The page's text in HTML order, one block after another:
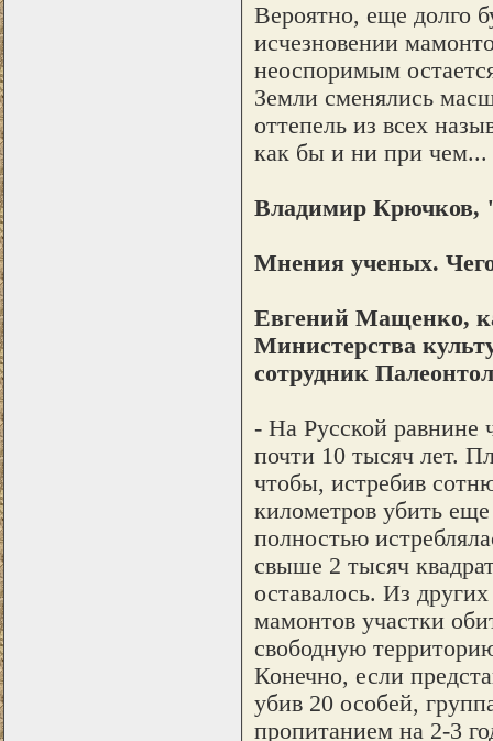
Вероятно, еще долго
исчезновении
неоспоримым
Земли сменялись
оттепель из всех
как бы и ни при чем...
Владимир Крючков,
Мнения ученых.
Евгений Мащенко,
Министерства
сотрудник
- На Русской равнине
почти 10 тысяч лет.
чтобы, истребив
километров убить
полностью
свыше 2 тысяч
оставалось. Из
мамонтов участки
свободную
Конечно, если
убив 20 особей,
пропитанием на 2-3